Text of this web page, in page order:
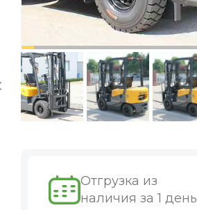
Отгрузка из
наличия за 1 день